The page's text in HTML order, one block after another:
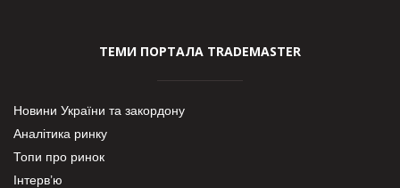
ТЕМИ ПОРТАЛА TRADEMASTER
Новини України та закордону
Аналітика ринку
Топи про ринок
Інтерв’ю